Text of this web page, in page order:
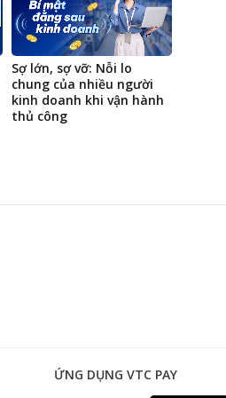
Sợ lớn, sợ vỡ: Nỗi lo
chung của nhiều người
kinh doanh khi vận hành
thủ công
ỨNG DỤNG VTC PAY